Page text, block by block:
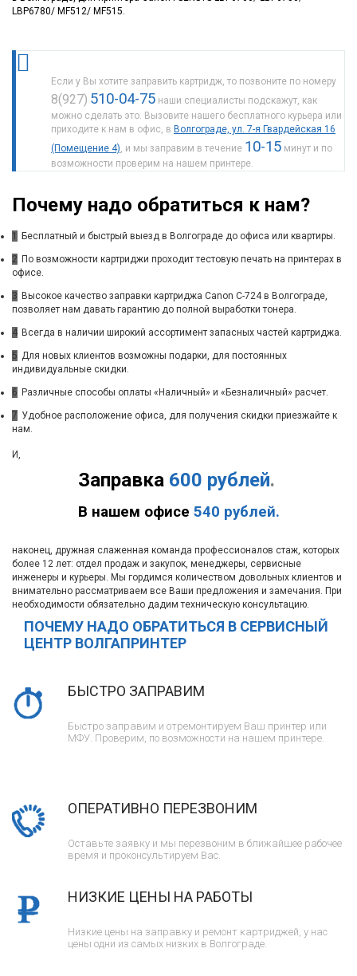
LBP6780/ MF512/ MF515.
Если у Вы хотите заправить картридж, то позвоните по номеру
8(927) 510-04-75 наши специалисты подскажут, как
можно сделать это. Вызовите нашего бесплатного курьера или
приходите к нам в офис, в Волгограде, ул. 7-я Гвардейская 16
(Помещение 4), и мы заправим в течение 10-15 минут и по
возможности проверим на нашем принтере.
Почему надо обратиться к нам?
1 Бесплатный и быстрый выезд в Волгограде до офиса или квартиры.
2 По возможности картриджи проходит тестовую печать на принтерах в
офисе.
3 Высокое качество заправки картриджа Canon C-724 в Волгограде,
позволяет нам давать гарантию до полной выработки тонера.
4 Всегда в наличии широкий ассортимент запасных частей картриджа.
5 Для новых клиентов возможны подарки, для постоянных
индивидуальные скидки.
6 Различные способы оплаты «Наличный» и «Безналичный» расчет.
7 Удобное расположение офиса, для получения скидки приезжайте к
нам.
Заправка 600 рублей.
В нашем офисе 540 рублей.
И,
наконец, дружная слаженная команда профессионалов стаж, которых
более 12 лет: отдел продаж и закупок, менеджеры, сервисные
инженеры и курьеры. Мы гордимся количеством довольных клиентов и
внимательно рассматриваем все Ваши предложения и замечания. При
необходимости обязательно дадим техническую консультацию.
ПОЧЕМУ НАДО ОБРАТИТЬСЯ В СЕРВИСНЫЙ
ЦЕНТР ВОЛГАПРИНТЕР
БЫСТРО ЗАПРАВИМ
Быстро заправим и отремонтируем Ваш принтер или
МФУ. Проверим, по возможности на нашем принтере.
ОПЕРАТИВНО ПЕРЕЗВОНИМ
Оставьте заявку и мы перезвоним в ближайшее рабочее
время и проконсультируем Вас.
НИЗКИЕ ЦЕНЫ НА РАБОТЫ
Низкие цены на заправку и ремонт картриджей, у нас
цены одни из самых низких в Волгограде.